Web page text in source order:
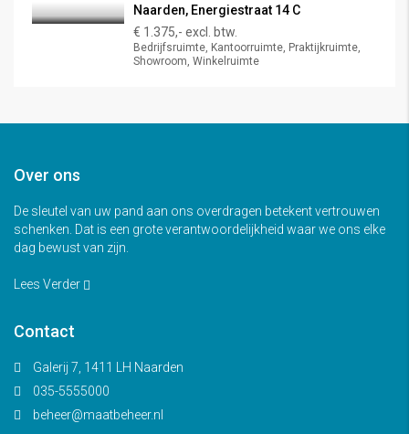
Naarden, Energiestraat 14 C
€ 1.375,- excl. btw.
Bedrijfsruimte, Kantoorruimte, Praktijkruimte,
Showroom, Winkelruimte
Over ons
De sleutel van uw pand aan ons overdragen betekent vertrouwen
schenken. Dat is een grote verantwoordelijkheid waar we ons elke
dag bewust van zijn.
Lees Verder
Contact
Galerij 7, 1411 LH Naarden
035-5555000
beheer@maatbeheer.nl